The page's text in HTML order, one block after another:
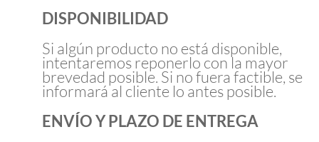
DISPONIBILIDAD
Si algún producto no está disponible,
intentaremos reponerlo con la mayor
brevedad posible. Si no fuera factible, se
informará al cliente lo antes posible.
ENVÍO Y PLAZO DE ENTREGA